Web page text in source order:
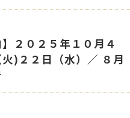
２０２５年１０月４
)２２日（水）／ ８月